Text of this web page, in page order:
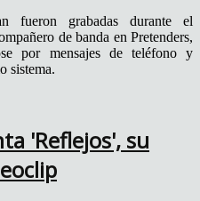
fueron grabadas durante el
de banda en Pretenders,
por mensajes de teléfono y
sistema.
'Reflejos', su